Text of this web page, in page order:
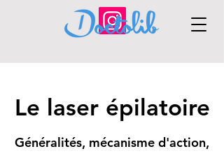
Le laser épilatoire
Généralités, mécanisme d'action,